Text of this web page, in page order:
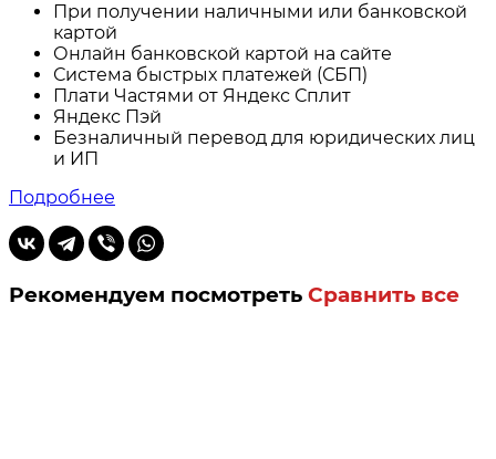
При получении наличными или банковской
картой
Онлайн банковской картой на сайте
Система быстрых платежей (СБП)
Плати Частями от Яндекс Сплит
Яндекс Пэй
Безналичный перевод для юридических лиц
и ИП
Подробнее
Рекомендуем посмотреть Сравнить все